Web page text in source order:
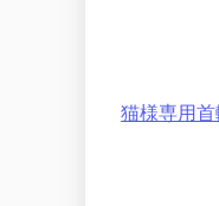
猫様専用首